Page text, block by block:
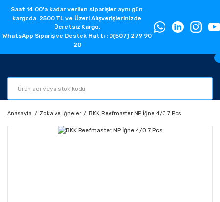
Saat 14:00'a kadar verilen siparişler aynı gün
kargoda. 2500 TL ve Üzeri Alışverişlerinizde
Ücretsiz Kargo.
WhatsApp Sipariş ve Destek Hattı : 0(507) 279 90
20
Anasayfa Zoka ve İğneler BKK Reefmaster NP İğne 4/0 7 Pcs